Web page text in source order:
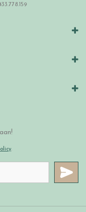
.